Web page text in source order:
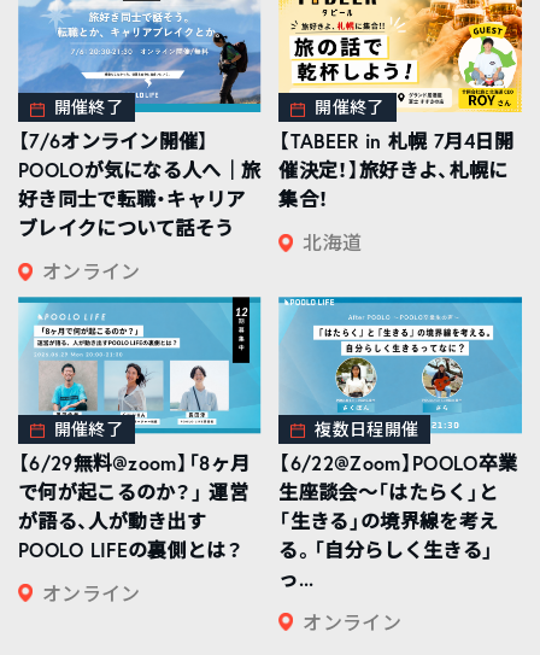
開催終了
【7/6オンライン開催】
POOLOが気になる人へ｜旅
好き同士で転職・キャリア
ブレイクについて話そう
オンライン
開催終了
【TABEER in 札幌 7月4日開
催決定！】旅好きよ、札幌に
集合！
北海道
開催終了
【6/29無料@zoom】「8ヶ月
で何が起こるのか？」 運営
が語る、人が動き出す
POOLO LIFEの裏側とは？
オンライン
複数日程開催
【6/22@Zoom】POOLO卒業
生座談会〜「はたらく」と
「生きる」の境界線を考え
る。「自分らしく生きる」
っ...
オンライン